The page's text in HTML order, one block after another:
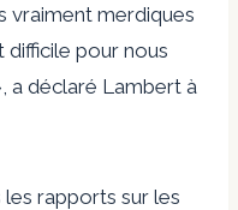
vraiment merdiques
difficile pour nous
a déclaré Lambert à
rapports sur les